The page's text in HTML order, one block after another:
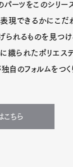
ーツをこのシリー
現できるかにこだ
られるものを見つ
織られたポリエス
のフォルムをつく
こちら